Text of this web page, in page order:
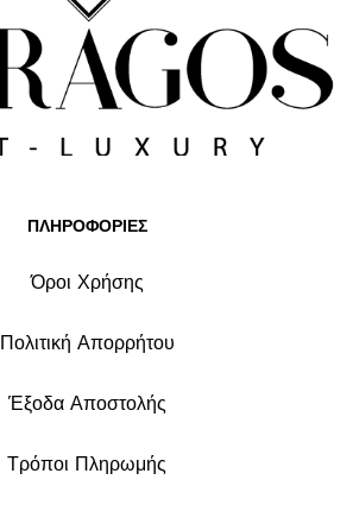
ΠΛΗΡΟΦΟΡΙΕΣ
Όροι Χρήσης
Πολιτική Απορρήτου
Έξοδα Αποστολής
Τρόποι Πληρωμής